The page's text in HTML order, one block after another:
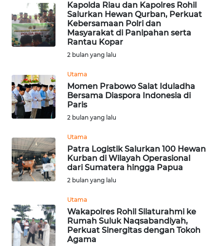
Kapolda Riau dan Kapolres Rohil
Salurkan Hewan Qurban, Perkuat
Kebersamaan Polri dan
Masyarakat di Panipahan serta
Rantau Kopar
2 bulan yang lalu
Utama
Momen Prabowo Salat Iduladha
Bersama Diaspora Indonesia di
Paris
2 bulan yang lalu
Utama
Patra Logistik Salurkan 100 Hewan
Kurban di Wilayah Operasional
dari Sumatera hingga Papua
2 bulan yang lalu
Utama
Wakapolres Rohil Silaturahmi ke
Rumah Suluk Naqsabandiyah,
Perkuat Sinergitas dengan Tokoh
Agama
OPINI
Informasi
INDEKS
BERITA
KAMI
INFO
IKLAN
TENTANG
KAMI
PEDOMAN